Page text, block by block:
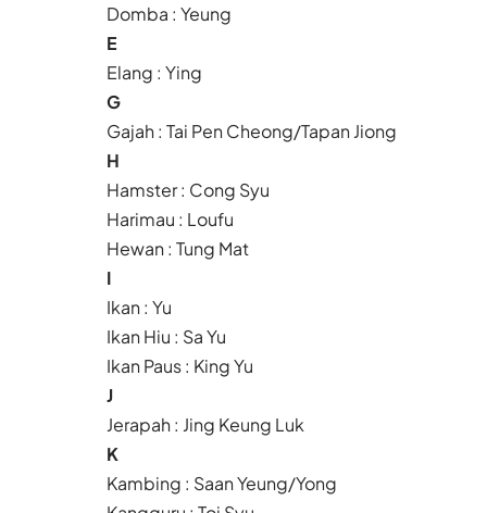
Domba : Yeung
E
Elang : Ying
G
Gajah : Tai Pen Cheong/Tapan Jiong
H
Hamster : Cong Syu
Harimau : Loufu
Hewan : Tung Mat
I
Ikan : Yu
Ikan Hiu : Sa Yu
Ikan Paus : King Yu
J
Jerapah : Jing Keung Luk
K
Kambing : Saan Yeung/Yong